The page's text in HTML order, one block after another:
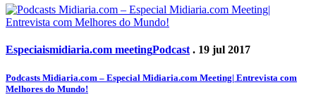
Especiaismidiaria.com meetingPodcast. 19 jul 2017
Podcasts Midiaria.com – Especial Midiaria.com Meeting| Entrevista com
Melhores do Mundo!